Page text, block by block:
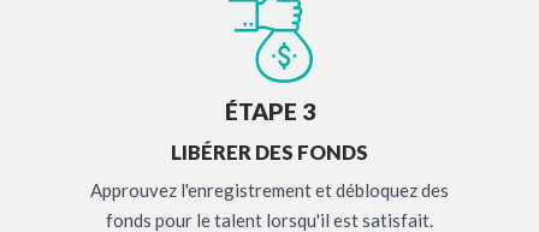
ÉTAPE 3
LIBÉRER DES FONDS
Approuvez l'enregistrement et débloquez des
fonds pour le talent lorsqu'il est satisfait.